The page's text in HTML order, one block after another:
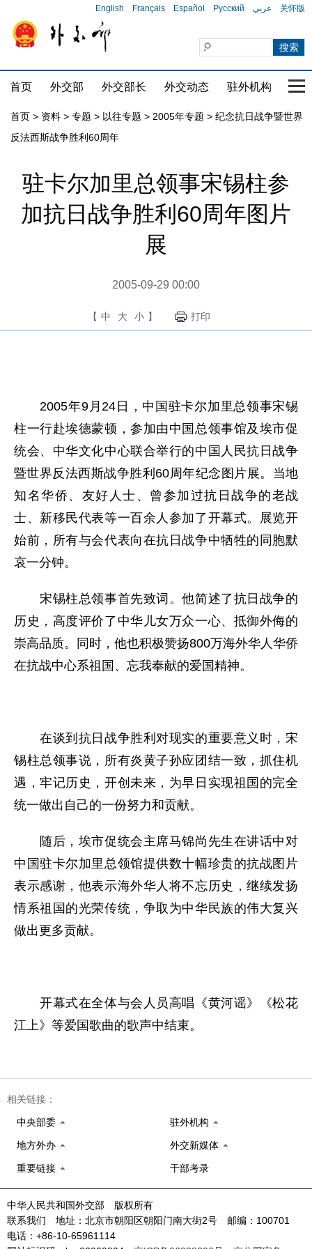
English Français Español Русский عربي 关怀版
首页 外交部 外交部长 外交动态 驻外机构 国
首页 > 资料 > 专题 > 以往专题 > 2005年专题 > 纪念抗日战争暨世界
反法西斯战争胜利60周年
驻卡尔加里总领事宋锡柱参
加抗日战争胜利60周年图片
展
2005-09-29 00:00
【 中 大 小 】 打印
2005年9月24日，中国驻卡尔加里总领事宋锡
柱一行赴埃德蒙顿，参加由中国总领事馆及埃市促
统会、中华文化中心联合举行的中国人民抗日战争
暨世界反法西斯战争胜利60周年纪念图片展。当地
知名华侨、友好人士、曾参加过抗日战争的老战
士、新移民代表等一百余人参加了开幕式。展览开
始前，所有与会代表向在抗日战争中牺牲的同胞默
哀一分钟。
宋锡柱总领事首先致词。他简述了抗日战争的
历史，高度评价了中华儿女万众一心、抵御外侮的
崇高品质。同时，他也积极赞扬800万海外华人华侨
在抗战中心系祖国、忘我奉献的爱国精神。
在谈到抗日战争胜利对现实的重要意义时，宋
锡柱总领事说，所有炎黄子孙应团结一致，抓住机
遇，牢记历史，开创未来，为早日实现祖国的完全
统一做出自己的一份努力和贡献。
随后，埃市促统会主席马锦尚先生在讲话中对
中国驻卡尔加里总领馆提供数十幅珍贵的抗战图片
表示感谢，他表示海外华人将不忘历史，继续发扬
情系祖国的光荣传统，争取为中华民族的伟大复兴
做出更多贡献。
开幕式在全体与会人员高唱《黄河谣》《松花
江上》等爱国歌曲的歌声中结束。
相关链接：
中央部委 驻外机构
地方外办 外交新媒体
重要链接 干部考录
中华人民共和国外交部 版权所有
联系我们 地址：北京市朝阳区朝阳门南大街2号 邮编：100701
电话：+86-10-65961114